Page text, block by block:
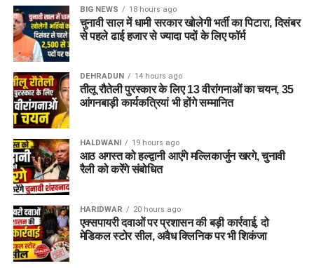
Matthew Potts
Nathan Ellis
Reece Topley
Abrar Ahmed
Top Run Scorers Prediction
इन बल्लेबाजों से बड़ी पारी की उम्मीद की जा सकती है।
Mitchell Marsh
Joe Clarke
Ryan Rickelton
Harry Brook
(BPH-W)
Tammy Beaumont (टैमी ब्यूमोंट)
Davina Perrin (डेविना पेरिन)
Alice Capsey (एलिस कैप्सी)
Ellyse Perry (C) (एलीस पेरी – कप्तान)
Emma Lamb (एम्मा लैंब)
Annerie Dercksen (ऐनेरी डर्कसेन)
Jemima Spence (WK) (जेमिमा स्पेंस – विकेटकीपर)
Fatima Sana (फातिमा सना)
Alana King (अलाना किंग)
कर्टिस कैंपर (Curtis Campher)
जॉर्ज डॉकरेल (George Dockrell)
एंडी मैकब्राइन (Andy McBrine)
मार्क अडायर (Mark Adair)
केड कारमाइकल (Cade Carmichael)
गेविन होए (Gavin Hoey)
लिआउम मैक्कार्थी (Liam McCarthy)
🇦🇫 अफगानिस्तान (Afghanistan
Probable Playing 11):
रहमानुल्लाह गुरबाज़ (विकेटकीपर / Rahmanullah Gurbaz)
BIG NEWS 18 hours ago
चुनावी साल में धामी सरकार खोलेगी भर्ती का पिटारा, दिसंबर
से पहले ढाई हजार से ज्यादा पदों के लिए फॉर्म
DEHRADUN 14 hours ago
तीलू रौतेली पुरस्कार के लिए 13 वीरांगनाओं का चयन, 35
आंगनबाड़ी कार्यकत्रियां भी होंगे सम्मानित
HALDWANI 19 hours ago
आठ अगस्त को हल्द्वानी आएंगे मल्लिकार्जुन खरगे, चुनावी
रैली को करेंगे संबोधित
HARIDWAR 20 hours ago
एक्सपायरी दवाओं पर प्रशासन की बड़ी कार्रवाई, दो
मेडिकल स्टोर सील, अवैध क्लिनिक पर भी शिकंजा